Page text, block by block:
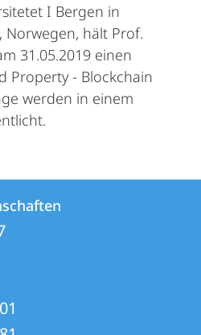
I Bergen in
Norwegen, hält Prof.
31.05.2019 einen
Property - Blockchain
werden in einem